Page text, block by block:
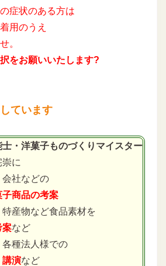
症状のある方は
用のうえ
。
をお願いいたします?
ています
・洋菓子ものづくりマイスター
に
社などの
商品の考案
産物など食品素材を
案など
種法人様での
講演など